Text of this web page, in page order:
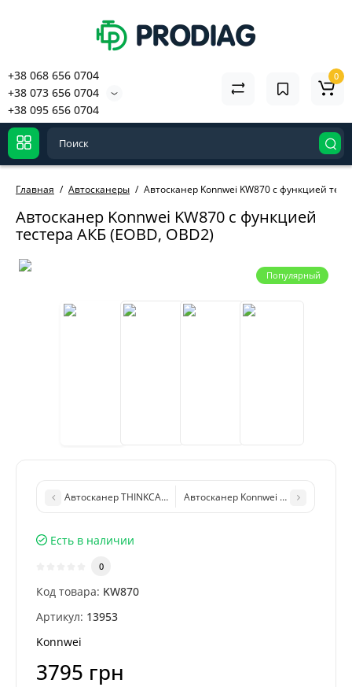
+38 068 656 0704
+38 073 656 0704
+38 095 656 0704
0
Главная Автосканеры Автосканер Konnwei KW870 с функцией
Автосканер Konnwei KW870 с функцией
тестера АКБ (EOBD, OBD2)
Популярный
Автосканер THINKCAR Thinkdiag (ПО Thinkdiag+, 1год
Автосканер Konnwei KW681 с
Есть в наличии
0
Код товара: KW870
Артикул: 13953
Konnwei
3795 грн